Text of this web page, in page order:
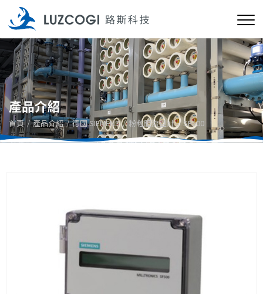
產品介紹
首頁 產品介紹 德國 SIEMENS 粉粒體流量計 SF500